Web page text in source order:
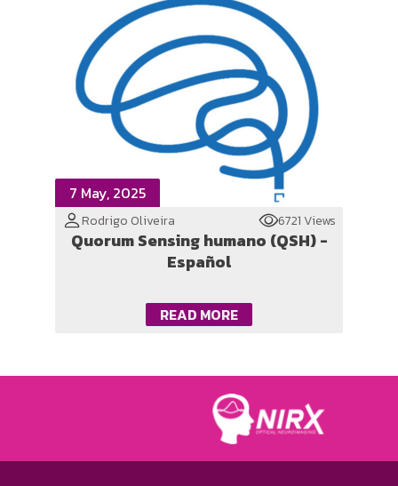
7 May, 2025
Rodrigo Oliveira 6721 Views
Quorum Sensing humano (QSH) -
Español
READ MORE